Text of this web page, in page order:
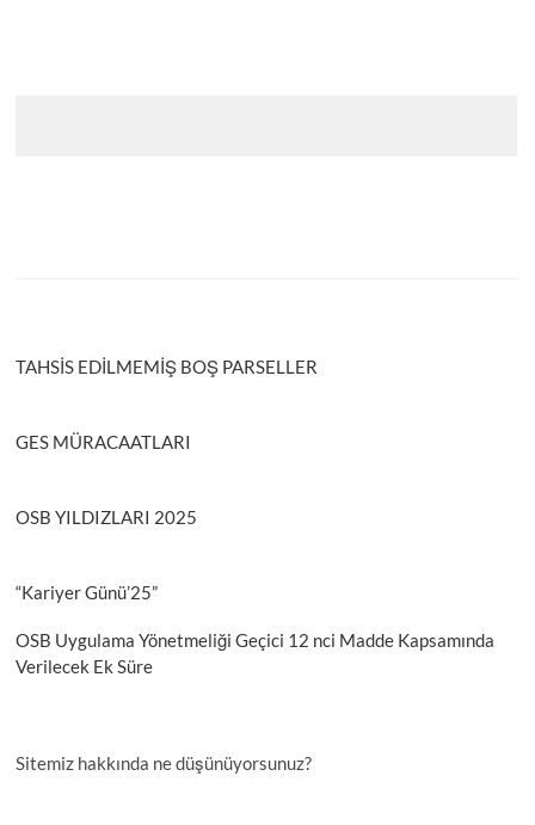
TAHSİS EDİLMEMİŞ BOŞ PARSELLER
GES MÜRACAATLARI
OSB YILDIZLARI 2025
“Kariyer Günü’25”
OSB Uygulama Yönetmeliği Geçici 12 nci Madde Kapsamında
Verilecek Ek Süre
Sitemiz hakkında ne düşünüyorsunuz?